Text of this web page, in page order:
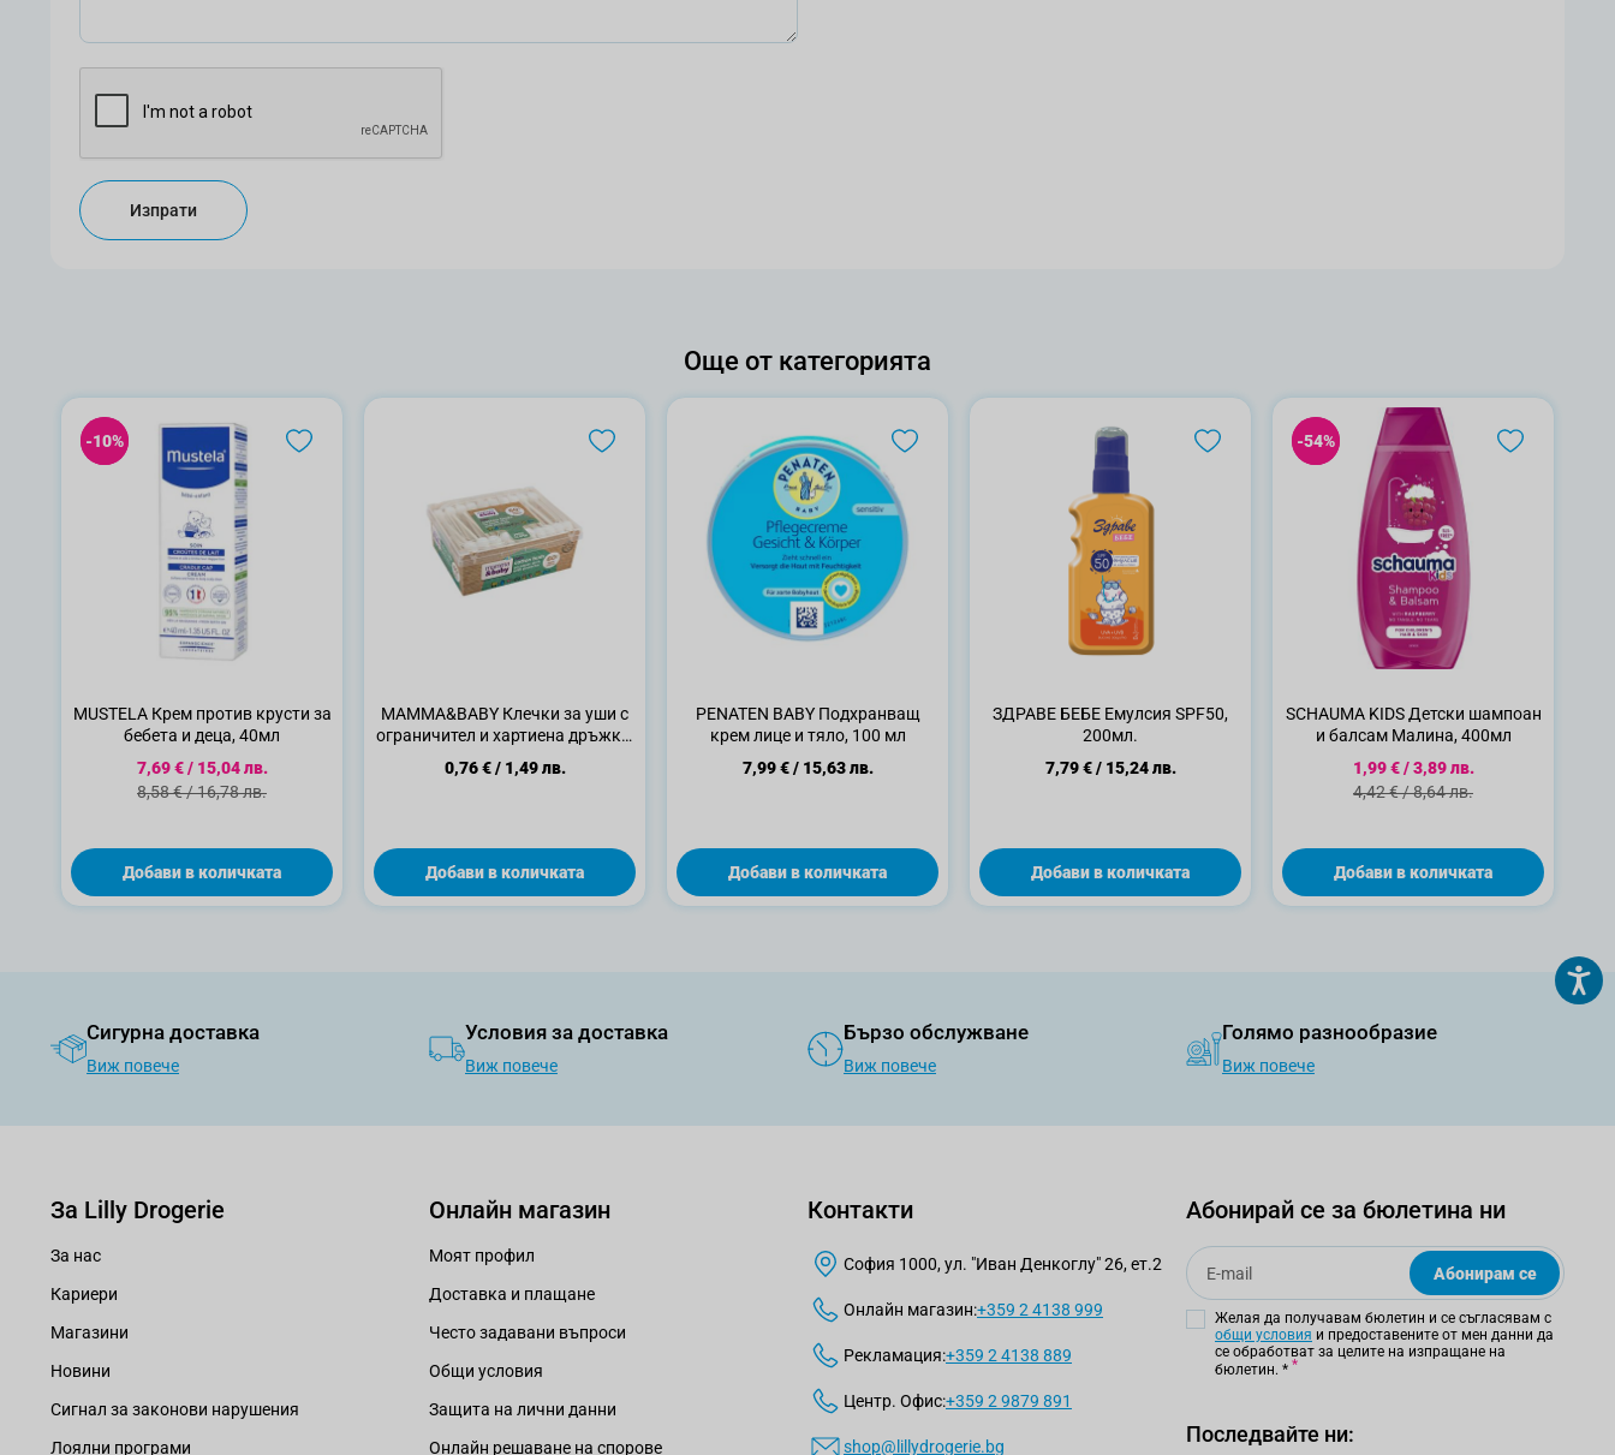
Изпрати
Още от категорията
-10%
-10%
MUSTELA Крем против крусти за
бебета и деца, 40мл
Специална цена
7,69 €/ 15,04 лв.
Стандартна цена
8,58 €/16,78 лв.
Добави в количката
MAMMA&BABY Клечки за уши с
ограничител и хартиена дръжка,
0,76 €/ 1,49 лв.
Добави в количката
PENATEN BABY Подхранващ
крем лице и тяло, 100 мл
7,99 €/ 15,63 лв.
Добави в количката
ЗДРАВЕ БЕБЕ Емулсия SPF50,
200мл.
7,79 €/ 15,24 лв.
Добави в количката
-54%
-54%
SCHAUMA KIDS Детски шампоан
и балсам Малина, 400мл
Специална цена
1,99 €/3,89 лв.
Стандартна цена
4,42 €/8,64 лв.
Добави в количката
Сигурна доставка
Виж повече
Условия за доставка
Виж повече
Бързо обслужване
Виж повече
Голямо разнообразие
Виж повече
За Lilly Drogerie
За нас
Кариери
Магазини
Новини
Сигнал за законови нарушения
Лоялни програми
Онлайн магазин
Моят профил
Доставка и плащане
Често задавани въпроси
Общи условия
Защита на лични данни
Онлайн решаване на спорове
Контакти
София 1000, ул. "Иван Денкоглу" 26, ет.2
Онлайн магазин:+359 2 4138 999
Рекламация:+359 2 4138 889
Центр. Офис:+359 2 9879 891
shop@lillydrogerie.bg
Абонирай се за бюлетина ни
Email
Абонирам се
Желая да получавам бюлетин и се съгласявам с
общи условия и предоставените от мен данни да
се обработват за целите на изпращане на
бюлетин. *
Последвайте ни: